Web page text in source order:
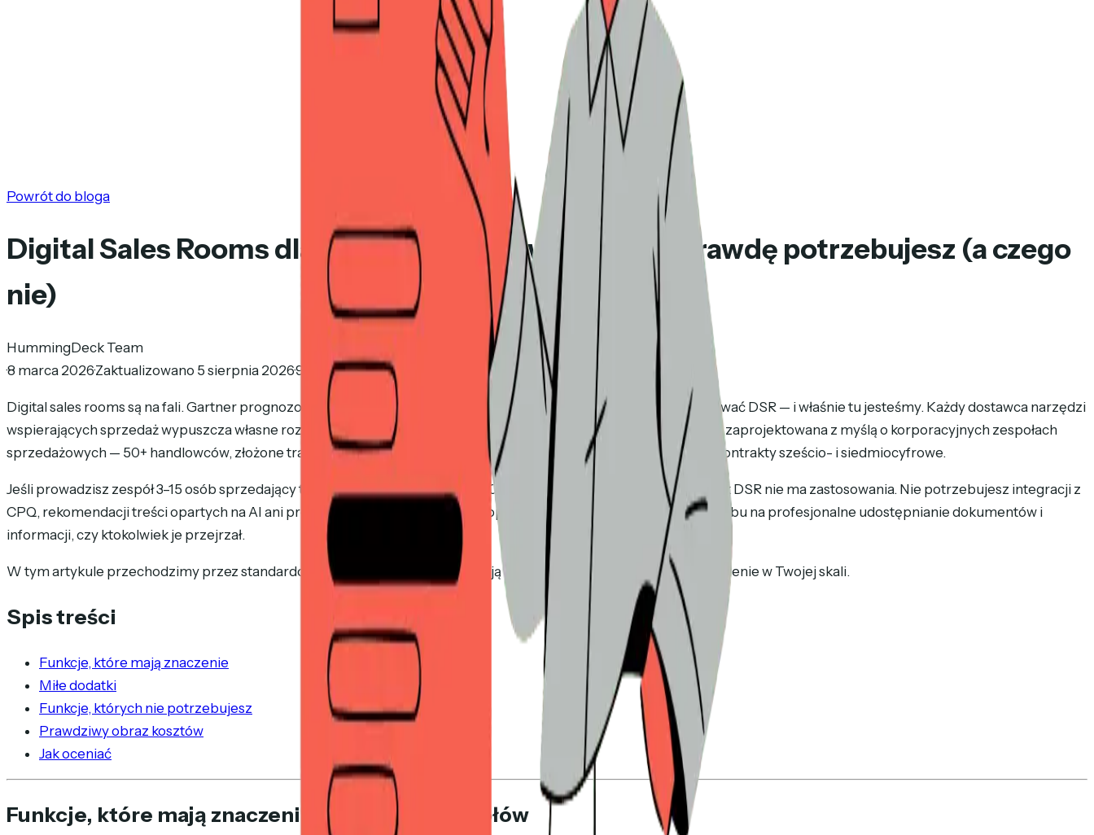
Powrót do bloga
Digital Sales Rooms dla małych zespołów: czego naprawdę potrzebujesz (a czego
nie)
HummingDeck Team
·8 marca 2026·Zaktualizowano 5 sierpnia 2026·9 min czytania
Digital sales rooms są na fali. Gartner prognozował, że do 2026 roku 30% cykli sprzedażowych B2B będzie obejmować DSR — i właśnie tu jesteśmy. Każdy dostawca narzędzi
wspierających sprzedaż wypuszcza własne rozwiązanie. Problem polega na tym, że większość tej kategorii została zaprojektowana z myślą o korporacyjnych zespołach
sprzedażowych — 50+ handlowców, złożone transakcje z wieloma interesariuszami, cykle trwające 6–12 miesięcy, kontrakty sześcio- i siedmiocyfrowe.
Jeśli prowadzisz zespół 3–15 osób sprzedający transakcje warte od 5 000 do 100 000 USD, korporacyjny podręcznik DSR nie ma zastosowania. Nie potrzebujesz integracji z
CPQ, rekomendacji treści opartych na AI ani procesów zatwierdzania. Prawdopodobnie jednak potrzebujesz sposobu na profesjonalne udostępnianie dokumentów i
informacji, czy ktokolwiek je przejrzał.
W tym artykule przechodzimy przez standardową listę funkcji DSR i dzielimy ją według tego, co naprawdę ma znaczenie w Twojej skali.
Spis treści
Funkcje, które mają znaczenie
Miłe dodatki
Funkcje, których nie potrzebujesz
Prawdziwy obraz kosztów
Jak oceniać
Funkcje, które mają znaczenie dla małych zespołów